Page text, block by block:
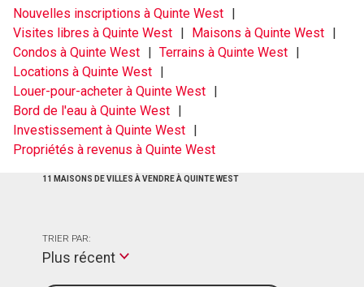
Nouvelles inscriptions à Quinte West
Visites libres à Quinte West
Maisons à Quinte West
Condos à Quinte West
Terrains à Quinte West
Locations à Quinte West
Louer-pour-acheter à Quinte West
Bord de l'eau à Quinte West
Investissement à Quinte West
Propriétés à revenus à Quinte West
11 MAISONS DE VILLES À VENDRE À QUINTE WEST
TRIER PAR:
Plus récent